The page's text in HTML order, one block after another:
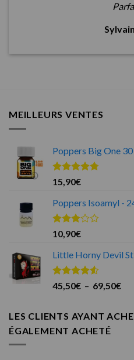
MEILLEURS VENTES
Poppers Big One
Note4.75
sur 5
15,90€
Poppers Isoamyl -
Note
3.00
sur 5
10,90€
Little Horny Devil
Note4.50
sur 5
45,50€ – 69,50€
LES CLIENTS AYANT
ÉGALEMENT ACHETÉ